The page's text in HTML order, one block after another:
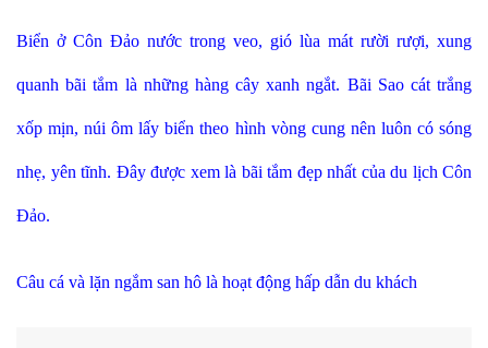
Biển ở Côn Đảo nước trong veo, gió lùa mát rười rượi, xung
quanh bãi tắm là những hàng cây xanh ngắt. Bãi Sao cát trắng
xốp mịn, núi ôm lấy biển theo hình vòng cung nên luôn có sóng
nhẹ, yên tĩnh. Đây được xem là bãi tắm đẹp nhất của du lịch Côn
Đảo.
Câu cá và lặn ngắm san hô là hoạt động hấp dẫn du khách